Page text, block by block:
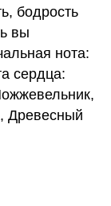
бодрость
вы
нота:
сердца:
Древесный